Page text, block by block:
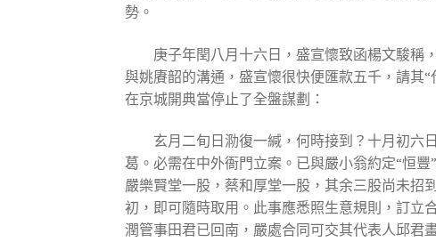
勢。
庚子年閏八月十六日，盛宣懷致函楊文駿稱
與姚賡韶的溝通，盛宣懷很快便匯款五千，請其
在京城開典當停止了全盤謀劃：
玄月二旬日泐復一緘，何時接到？十月初六
葛。必需在中外衙門立案。已與嚴小翁約定“恒
嚴樂賢堂一股，蔡和厚堂一股，其余三股尚未招
初，即可隨時取用。此事應悉照生意規則，訂立
潤管事田君已回南，嚴處合同可交其代表人邱君